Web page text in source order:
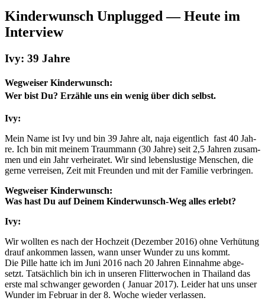
Kin­der­wunsch Unplug­ged — Heu­te im
Inter­view
Ivy: 39 Jah­re
Weg­wei­ser Kin­der­wunsch:
Wer bist Du? Erzäh­le uns ein wenig über dich selbst.
Ivy:
Mein Name ist Ivy und bin 39 Jah­re alt, naja eigent­lich fast 40 Jah­
re. Ich bin mit mei­nem Traum­mann (30 Jah­re) seit 2,5 Jah­ren zusam­
men und ein Jahr ver­hei­ra­tet. Wir sind lebens­lus­ti­ge Men­schen, die
ger­ne ver­rei­sen, Zeit mit Freun­den und mit der Fami­lie ver­brin­gen.
Weg­wei­ser Kin­der­wunsch:
Was hast Du auf Dei­nem Kin­der­wunsch-Weg alles erlebt?
Ivy:
Wir woll­ten es nach der Hoch­zeit (Dezem­ber 2016) ohne Ver­hü­tung
drauf ankom­men las­sen, wann unser Wun­der zu uns kommt.
Die Pil­le hat­te ich im Juni 2016 nach 20 Jah­ren Ein­nah­me abge­
setzt. Tat­säch­lich bin ich in unse­ren Flit­ter­wo­chen in Thai­land das
ers­te mal schwan­ger gewor­den ( Janu­ar 2017). Lei­der hat uns unser
Wun­der im Febru­ar in der 8. Woche wie­der ver­las­sen.